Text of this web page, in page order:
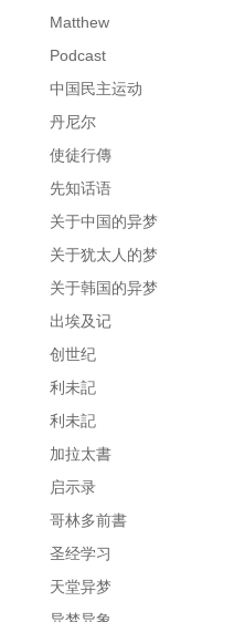
Matthew
Podcast
中国民主运动
丹尼尔
使徒行傳
先知话语
关于中国的异梦
关于犹太人的梦
关于韩国的异梦
出埃及记
创世纪
利未記
利未記
加拉太書
启示录
哥林多前書
圣经学习
天堂异梦